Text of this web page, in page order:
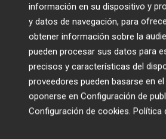
aseguradoras ponen
de Castellónes
La identificación del
grado de seguridad,
los medicamentos.
información en su dispositivo y
y datos de navegación, para
obtener información sobre la
pueden procesar sus datos para
precisos y características del
proveedores pueden basarse en
oponerse en Configuración de
Configuración de cookies. Política